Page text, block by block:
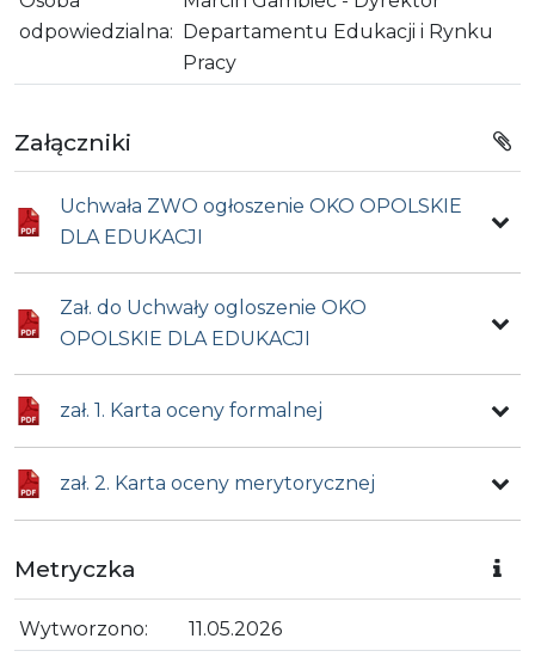
odpowiedzialna: Departamentu Edukacji i Rynku
Pracy
Załączniki
Uchwała ZWO ogłoszenie OKO OPOLSKIE
DLA EDUKACJI
Zał. do Uchwały ogloszenie OKO
OPOLSKIE DLA EDUKACJI
zał. 1. Karta oceny formalnej
zał. 2. Karta oceny merytorycznej
Metryczka
Wytworzono:
11.05.2026